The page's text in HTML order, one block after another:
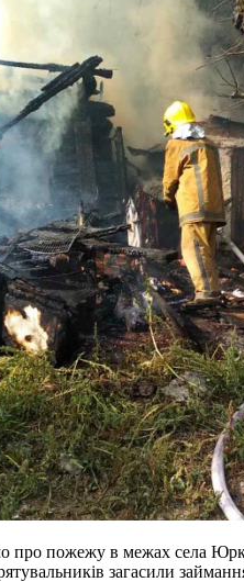
про пожежу в межах села
загасили